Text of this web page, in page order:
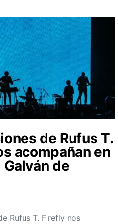
de Rufus T.
acompañan en
de
Rufus T. Firefly nos